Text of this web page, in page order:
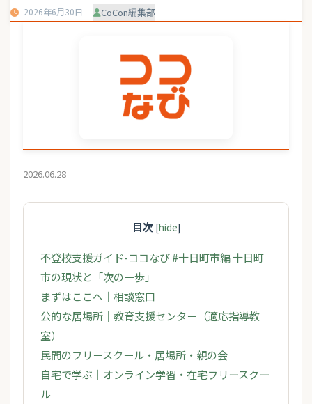
2026年6月30日 CoCon編集部
2026.06.28
目次 [hide]
不登校支援ガイド-ココなび #十日町市編 十日町
市の現状と「次の一歩」
まずはここへ｜相談窓口
公的な居場所｜教育支援センター（適応指導教
室）
民間のフリースクール・居場所・親の会
自宅で学ぶ｜オンライン学習・在宅フリースクー
ル